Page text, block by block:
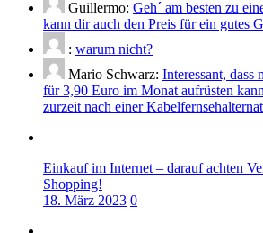
Guillermo: Geh´ am besten zu
kann dir auch den Preis für ein gutes
: warum nicht?
Mario Schwarz: Interessant,
für 3,90 Euro im Monat aufrüsten
zurzeit nach einer
Einkauf im Internet – darauf achten
Shopping!
18. März 2023 0